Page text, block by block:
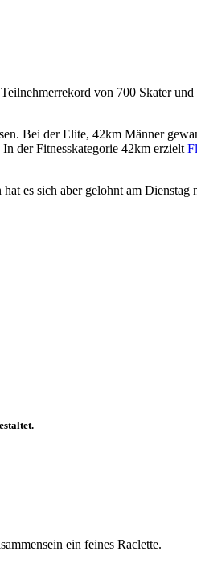
von 700 Skater und
Bei der Elite, 42km Männer
der Fitnesskategorie 42km erzielt
es sich aber gelohnt am Dienstag
ein feines Raclette.